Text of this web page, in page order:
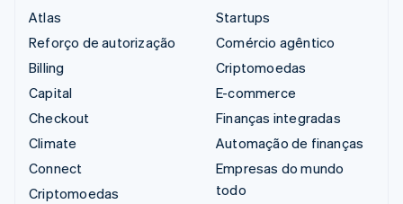
Atlas
Reforço de autorização
Billing
Capital
Checkout
Climate
Connect
Criptomoedas
Startups
Comércio agêntico
Criptomoedas
E-commerce
Finanças integradas
Automação de finanças
Empresas do mundo
todo